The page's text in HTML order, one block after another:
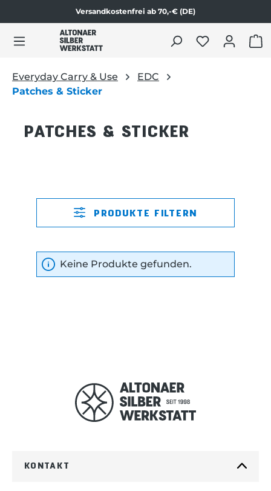
Produktübersicht springen
Versandkostenfrei ab 70,-€ (DE)
Everyday Carry & Use
EDC
Patches & Sticker
PATCHES & STICKER
PRODUKTE FILTERN
Keine Produkte gefunden.
KONTAKT